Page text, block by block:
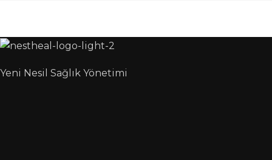
Yeni Nesil Sağlık Yönetimi